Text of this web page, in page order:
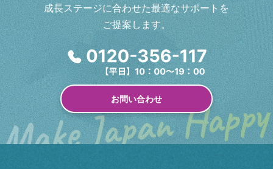
成長ステージに合わせた最適なサポートを
ご提案します。
お問い合わせ